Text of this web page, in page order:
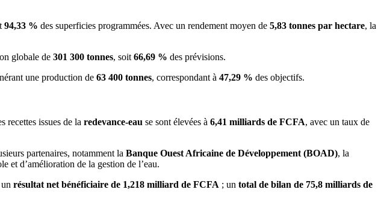
94,33 % des superficies programmées. Avec un rendement moyen de 5,83 tonnes par hectare, la
globale de 301 300 tonnes, soit 66,69 % des prévisions.
une production de 63 400 tonnes, correspondant à 47,29 % des objectifs.
recettes issues de la redevance-eau se sont élevées à 6,41 milliards de FCFA, avec un taux de
partenaires, notamment la Banque Ouest Africaine de Développement (BOAD), la
et d’amélioration de la gestion de l’eau.
résultat net bénéficiaire de 1,218 milliard de FCFA ; un total de bilan de 75,8 milliards de